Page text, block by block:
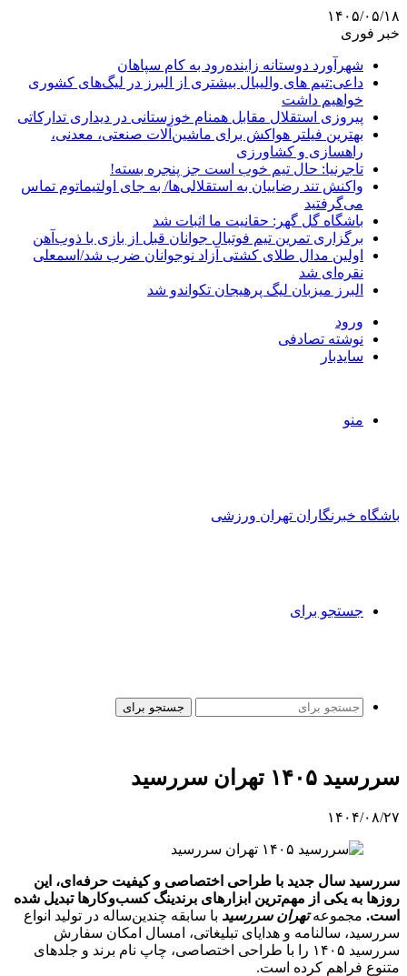
۱۴۰۵/۰۵/۱۸
خبر فوری
شهرآورد دوستانه زاینده‌رود به کام سپاهان
داعی:تیم های والیبال بیشتری از البرز در لیگ‌های کشوری
خواهیم داشت
پیروزی استقلال مقابل همنام خوزستانی در دیداری تدارکاتی
بهترین فیلتر هواکش برای ماشین‌آلات صنعتی، معدنی،
راهسازی و کشاورزی
تاجرنیا: حال تیم خوب است جز پنجره بسته!
واکنش تند رضاییان به استقلالی‌ها/ به جای اولتیماتوم تماس
می‌گرفتید
باشگاه گل گهر: حقانیت ما اثبات شد
برگزاری تمرین تیم فوتبال جوانان قبل از بازی با ذوب‌آهن
اولین مدال طلای کشتی آزاد نوجوانان ضرب شد/اسمعلی
نقره‌ای شد
البرز میزبان لیگ پرهیجان تکواندو شد
ورود
نوشته تصادفی
سایدبار
منو
باشگاه خبرنگاران تهران ورزشی
جستجو برای
جستجو برای
سررسید ۱۴۰۵ تهران سررسید
۱۴۰۴/۰۸/۲۷
سررسید سال جدید با طراحی اختصاصی و کیفیت حرفه‌ای، این
روزها به یکی از مهم‌ترین ابزارهای برندینگ کسب‌وکارها تبدیل شده
است. مجموعهتهران سررسید با سابقه چندین‌ساله در تولید انواع
سررسید، سالنامه و هدایای تبلیغاتی، امسال امکان سفارش
سررسید ۱۴۰۵ را با طراحی اختصاصی، چاپ نام برند و جلدهای
متنوع فراهم کرده است.